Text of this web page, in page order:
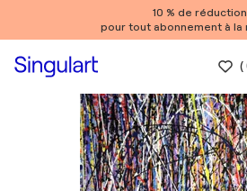
10 % de réduction
pour tout abonnement à la
(